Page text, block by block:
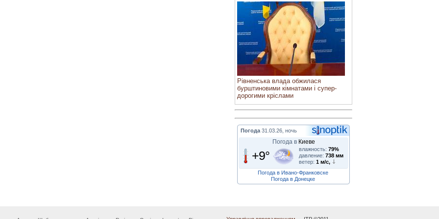
Рівненська влада обжилася
бурштиновими кімнатами і супер-
дорогими кріслами
Погода 31.03.26, ночь
Погода в Киеве
+9° влажность: 79%
давление: 738 мм
ветер: 1 м/с,
Погода в Ивано-Франковске
Погода в Донецке